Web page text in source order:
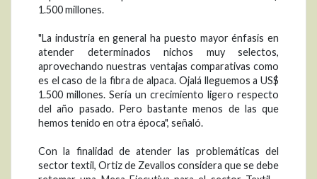
1.500 millones.
"La industria en general ha puesto mayor énfasis en
atender determinados nichos muy selectos,
aprovechando nuestras ventajas comparativas como
es el caso de la fibra de alpaca. Ojalá lleguemos a US$
1.500 millones. Sería un crecimiento ligero respecto
del año pasado. Pero bastante menos de las que
hemos tenido en otra época", señaló.
Con la finalidad de atender las problemáticas del
sector textil, Ortiz de Zevallos considera que se debe